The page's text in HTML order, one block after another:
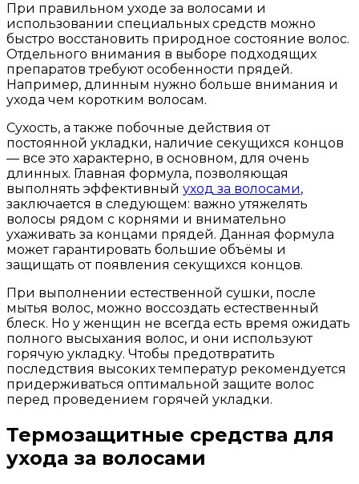
При правильном уходе за волосами и
использовании специальных средств можно
быстро восстановить природное состояние волос.
Отдельного внимания в выборе подходящих
препаратов требуют особенности прядей.
Например, длинным нужно больше внимания и
ухода чем коротким волосам.
Сухость, а также побочные действия от
постоянной укладки, наличие секущихся концов
— все это характерно, в основном, для очень
длинных. Главная формула, позволяющая
выполнять эффективный уход за волосами,
заключается в следующем: важно утяжелять
волосы рядом с корнями и внимательно
ухаживать за концами прядей. Данная формула
может гарантировать большие объёмы и
защищать от появления секущихся концов.
При выполнении естественной сушки, после
мытья волос, можно воссоздать естественный
блеск. Но у женщин не всегда есть время ожидать
полного высыхания волос, и они используют
горячую укладку. Чтобы предотвратить
последствия высоких температур рекомендуется
придерживаться оптимальной защите волос
перед проведением горячей укладки.
Термозащитные средства для
ухода за волосами